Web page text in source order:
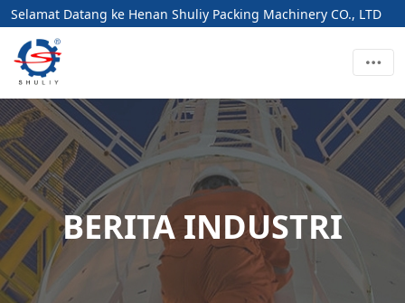
Selamat Datang ke Henan Shuliy Packing Machinery CO., LTD
BERITA INDUSTRI